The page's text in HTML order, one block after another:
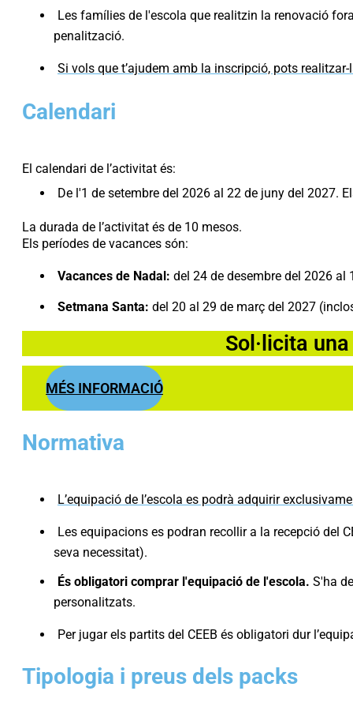
Les famílies de l'escola que realitzin la renovació
penalització.
Si vols que t’ajudem amb la inscripció, pots
Calendari
El calendari de l’activitat és:
De l'1 de setembre del 2026 al 22 de juny del 2027.
La durada de l’activitat és de 10 mesos.
Els períodes de vacances són:
Vacances de Nadal: del 24 de desembre del 2026 al
Setmana Santa: del 20 al 29 de març del 2027
Sol·licita
MÉS INFORMACIÓ
Normativa
L’equipació de l’escola es podrà adquirir
Les equipacions es podran recollir a la recepció del
seva necessitat).
És obligatori comprar l'equipació de l'escola. S'ha
personalitzats.
Per jugar els partits del CEEB és obligatori dur
Tipologia i preus dels packs